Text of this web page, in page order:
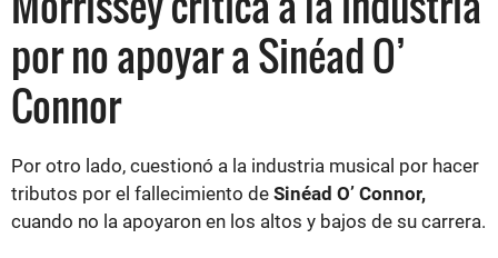
por no apoyar a Sinéad O’
Connor
Por otro lado, cuestionó a la industria musical por hacer
tributos por el fallecimiento de Sinéad O’ Connor,
cuando no la apoyaron en los altos y bajos de su carrera.